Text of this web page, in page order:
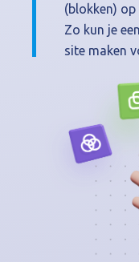
(blokken)
Zo kun je
site maken